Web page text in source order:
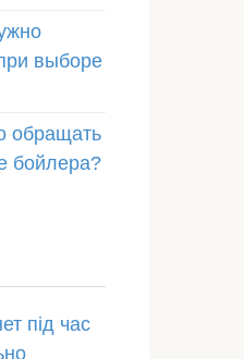
выборе
обращать
бойлера?
під час